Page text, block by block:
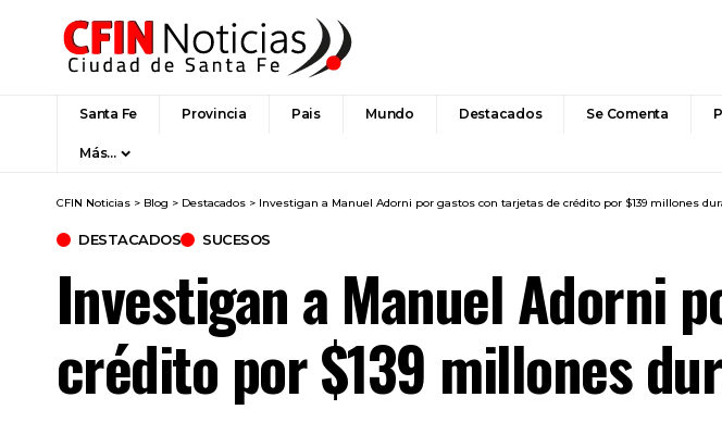
Santa Fe Provincia Pais Mundo Destacados Se Comenta
Más…
CFIN Noticias > Blog > Destacados > Investigan a Manuel Adorni por gastos con tarjetas de crédito por $139 millones
DESTACADOS SUCESOS
Investigan a Manuel Adorni
crédito por $139 millones